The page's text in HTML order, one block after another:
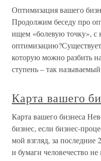
Оптимизация вашего
Продолжим беседу про
ищем «болевую точку», с
которую можно разбить
ступень – так
Карта вашего
Карта вашего бизнеса
бизнес, если бизнес-
мой взгляд, за последние
и бумаги человечество